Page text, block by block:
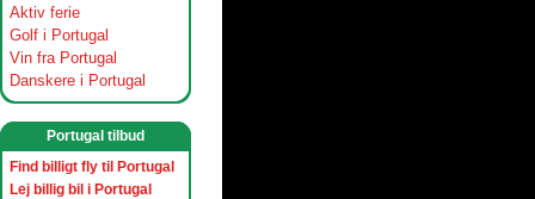
Aktiv ferie
Golf i Portugal
Vin fra Portugal
Danskere i Portugal
Portugal tilbud
Find billigt fly til Portugal
Lej billig bil i Portugal